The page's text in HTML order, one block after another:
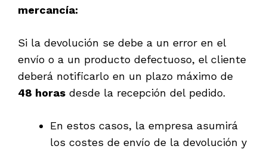
mercancía:
Si la devolución se debe a un error en el
envío o a un producto defectuoso, el cliente
deberá notificarlo en un plazo máximo de
48 horas desde la recepción del pedido.
En estos casos, la empresa asumirá
los costes de envío de la devolución y